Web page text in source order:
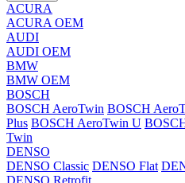
ACURA
ACURA OEM
AUDI
AUDI OEM
BMW
BMW OEM
BOSCH
BOSCH AeroTwin BOSCH
Plus BOSCH AeroTwin U
Twin
DENSO
DENSO Classic DENSO Flat
DENSO Retrofit